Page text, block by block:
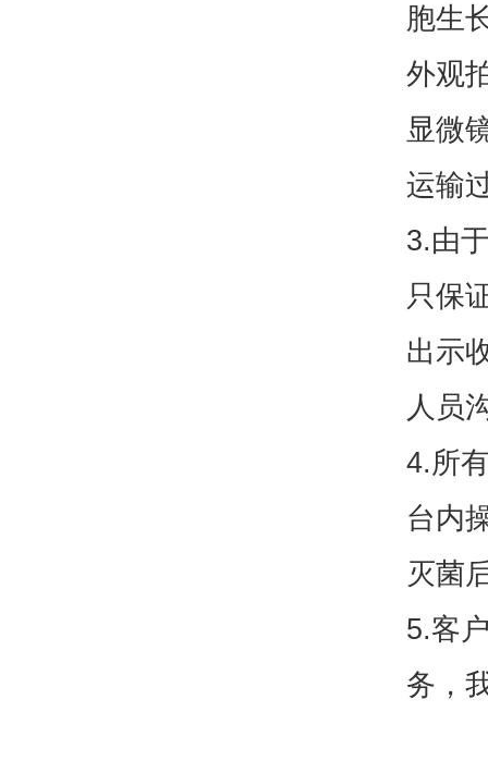
胞生
外观
显微
运输
3.由
只保
出示
人员
4.所
台内
灭菌
5.客
务，